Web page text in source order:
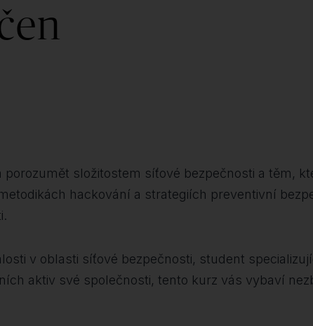
složitostem síťové bezpečnosti a těm,
hackování a strategiích preventivní
v oblasti síťové bezpečnosti, student
aktiv své společnosti, tento kurz vás vybaví